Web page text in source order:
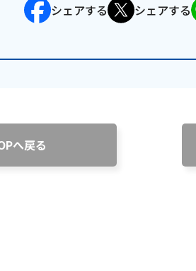
事業者様向けサービ
マーク 安全・安心ガイド 放
プライバシーポリシー
シェアする シェアする
へ戻る